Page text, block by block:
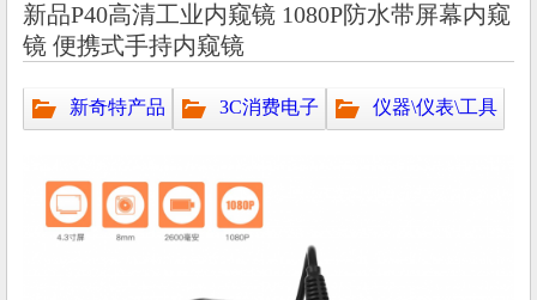
新品P40高清工业内窥镜 1080P防水带屏幕内窥
镜 便携式手持内窥镜
新奇特产品 3C消费电子 仪器\仪表\工具